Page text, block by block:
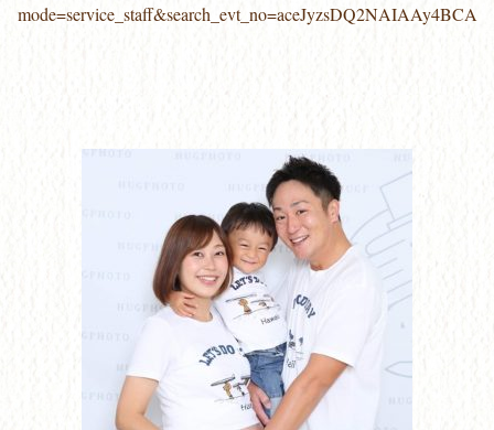
mode=service_staff&search_evt_no=aceJyzsDQ2NAIAAy4BCA